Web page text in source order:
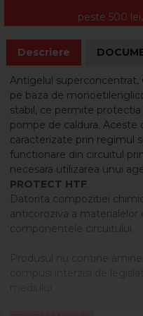
peste 500
Descriere
Antigelul superconcentrat,
pe baza de
stabil, ce permite
pompe de caldura.
caracterizate prin regimul
functionare din circuitul
necesara utilizarea unui
PROTECT HTF.
Datorita compozitiei
anticoroziva a materialelor
componentele circuitului.